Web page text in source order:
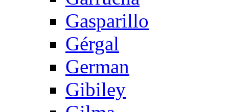
Gasparillo
Gérgal
German
Gibiley